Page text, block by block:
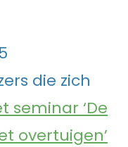
die zich
seminar ‘De
overtuigen’